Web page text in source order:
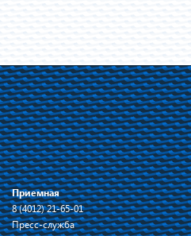
Приемная
8 (4012) 21-65-01
Пресс-служба